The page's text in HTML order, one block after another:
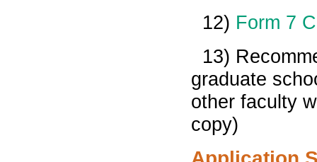
12) Form 7
13)
graduate
other faculty
copy)